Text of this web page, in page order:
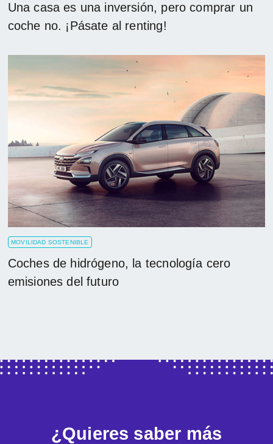
Una casa es una inversión, pero comprar un
coche no. ¡Pásate al renting!
MOVILIDAD SOSTENIBLE
Coches de hidrógeno, la tecnología cero
emisiones del futuro
¿Quieres saber más